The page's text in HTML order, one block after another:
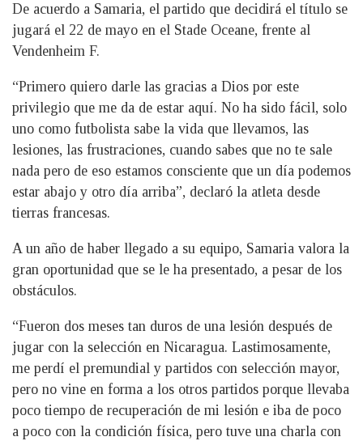
De acuerdo a Samaria, el partido que decidirá el título se
jugará el 22 de mayo en el Stade Oceane, frente al
Vendenheim F.
“Primero quiero darle las gracias a Dios por este
privilegio que me da de estar aquí. No ha sido fácil, solo
uno como futbolista sabe la vida que llevamos, las
lesiones, las frustraciones, cuando sabes que no te sale
nada pero de eso estamos consciente que un día podemos
estar abajo y otro día arriba”, declaró la atleta desde
tierras francesas.
A un año de haber llegado a su equipo, Samaria valora la
gran oportunidad que se le ha presentado, a pesar de los
obstáculos.
“Fueron dos meses tan duros de una lesión después de
jugar con la selección en Nicaragua. Lastimosamente,
me perdí el premundial y partidos con selección mayor,
pero no vine en forma a los otros partidos porque llevaba
poco tiempo de recuperación de mi lesión e iba de poco
a poco con la condición física, pero tuve una charla con